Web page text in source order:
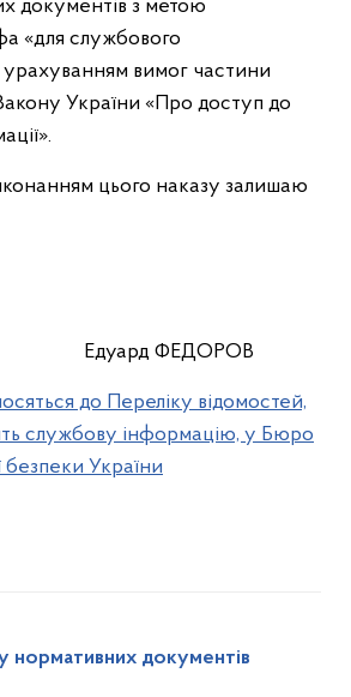
документів з метою
«для службового
урахуванням вимог частини
Закону України «Про доступ до
цього наказу залишаю
ФЕДОРОВ
до Переліку відомостей,
службову інформацію, у Бюро
безпеки України
нормативних документів